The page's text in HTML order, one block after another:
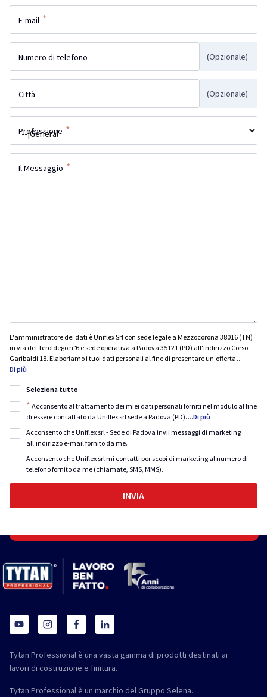
E-mail *
Numero di telefono (Opzionale)
Città (Opzionale)
Professione *
Il Messaggio *
L'amministratore dei dati è Uniflex Srl con sede legale a Mezzocorona 38016 (TN)
in via del Teroldego n°6 e sede operativa a Padova 35121 (PD) all'indirizzo Corso
Garibaldi 18. Elaboriamo i tuoi dati personali al fine di presentare un'offerta ...
Di più
Seleziona tutto
* Acconsento al trattamento dei miei dati personali forniti nel modulo al fine
di essere contattato da Uniflex srl sede a Padova (PD). ...Di più
Acconsento che Uniflex srl - Sede di Padova invii messaggi di marketing
all'indirizzo e-mail fornito da me.
Acconsento che Uniflex srl mi contatti per scopi di marketing al numero di
telefono fornito da me (chiamate, SMS, MMS).
Tytan Professional è una vasta gamma di prodotti destinati ai
lavori di costruzione e finitura.
Tytan Professional è un marchio del Gruppo Selena.